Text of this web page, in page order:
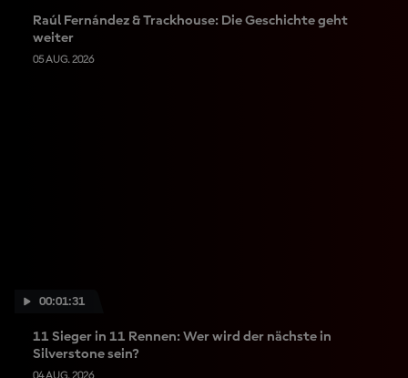
Raúl Fernández & Trackhouse: Die Geschichte geht
weiter
05 AUG. 2026
00:01:31
11 Sieger in 11 Rennen: Wer wird der nächste in
Silverstone sein?